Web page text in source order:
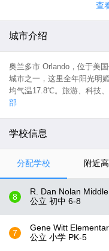
查
城市介绍
奥兰多市 Orlando，位于美
城市之一，这里全年阳光明
均气温17.8℃。旅游、科技
部
学校信息
分配学校 附近
8
R. Dan Nolan
公立 初中 6-8
7
Gene Witt
公立 小学 PK-5